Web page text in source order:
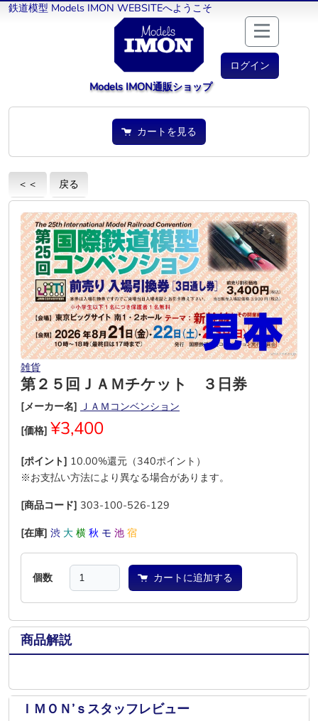
鉄道模型 Models IMON WEBSITEへようこそ
ログイン
Models IMON通販ショップ
カートを見る
＜＜ 戻る
雑貨
第２５回ＪＡＭチケット ３日券
[メーカー名] ＪＡＭコンベンション
[価格] ¥3,400
[ポイント] 10.00%還元（340ポイント）
※お支払い方法により異なる場合があります。
[商品コード] 303-100-526-129
[在庫] 渋 大 横 秋 モ 池 宿
個数 カートに追加する
商品解説
ＩＭＯＮ’ｓスタッフレビュー